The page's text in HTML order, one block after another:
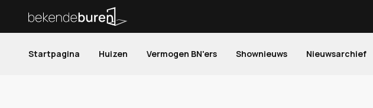
Startpagina Huizen Vermogen BN'ers Shownieuws Nieuwsarchief